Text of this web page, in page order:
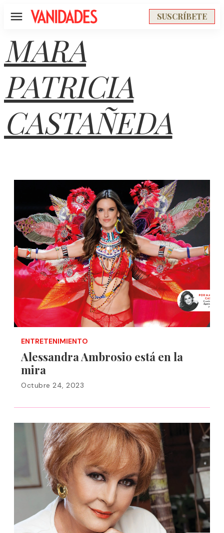
Menú SUSCRÍBETE
MARA
PATRICIA
CASTAÑEDA
ENTRETENIMIENTO
Alessandra Ambrosio está en la
mira
Octubre 24, 2023